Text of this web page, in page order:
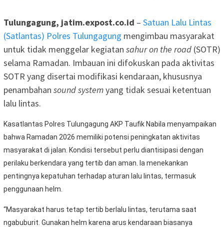
Tulungagung, jatim.expost.co.id – Satuan Lalu Lintas
(Satlantas) Polres Tulungagung mengimbau masyarakat
untuk tidak menggelar kegiatan sahur on the road (SOTR)
selama Ramadan. Imbauan ini difokuskan pada aktivitas
SOTR yang disertai modifikasi kendaraan, khususnya
penambahan sound systemyang tidak sesuai ketentuan
lalu lintas.
Kasatlantas Polres Tulungagung AKP Taufik Nabila menyampaikan
bahwa Ramadan 2026 memiliki potensi peningkatan aktivitas
masyarakat di jalan. Kondisi tersebut perlu diantisipasi dengan
perilaku berkendara yang tertib dan aman. Ia menekankan
pentingnya kepatuhan terhadap aturan lalu lintas, termasuk
penggunaan helm.
“Masyarakat harus tetap tertib berlalu lintas, terutama saat
ngabuburit. Gunakan helm karena arus kendaraan biasanya